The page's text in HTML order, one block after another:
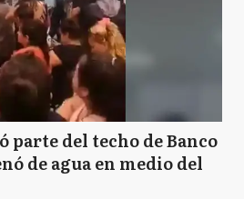
Plata
parte del techo de Banco
de agua en medio del